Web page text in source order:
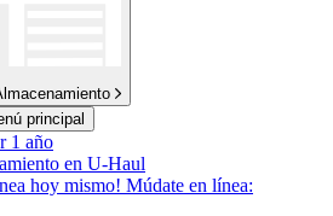
principal
1 año
en U-Haul
hoy mismo! Múdate en línea: